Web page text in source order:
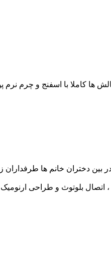
ها کاملا با اسفنج و چرم نرم